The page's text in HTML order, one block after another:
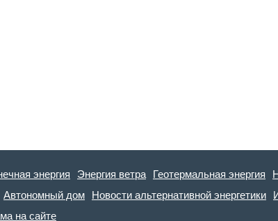
энергия Энергия ветра Геотермальная энергия
Автономный дом Новости альтернативной энергетики
на сайте